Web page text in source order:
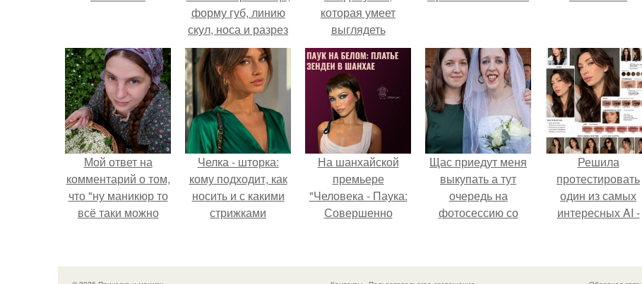
форму губ, линию
скул, носа и разрез
глаз.
которая умеет
выглядеть
привлекательно и
элегантно в любои
ситуации.
Мой ответ на
комментарий о том,
что "ну маникюр то
всё таки можно
Челка - шторка:
кому подходит, как
носить и с какими
стрижками
На шанхайской
премьере
"Человека - Паука:
Совершенно
просто очередной
наряд, а настоящий
Щас приедут меня
выкупать а тут
очередь на
фотосессию со
Решила
протестировать
один из самых
интересных AI -